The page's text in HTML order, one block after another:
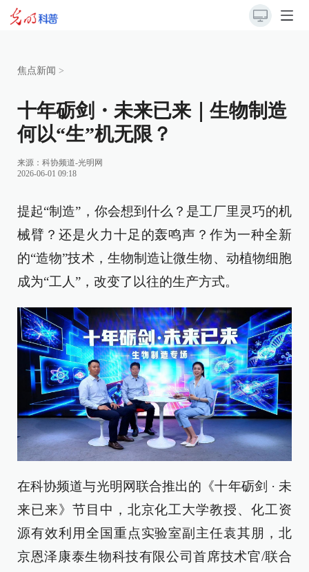
焦点新闻 >
十年砺剑・未来已来｜生物制造
何以“生”机无限？
来源： 科协频道-光明网
2026-06-01 09:18
提起“制造”，你会想到什么？是工厂里灵巧的机
械臂？还是火力十足的轰鸣声？作为一种全新
的“造物”技术，生物制造让微生物、动植物细胞
成为“工人”，改变了以往的生产方式。
在科协频道与光明网联合推出的《十年砺剑 · 未
来已来》节目中，北京化工大学教授、化工资
源有效利用全国重点实验室副主任袁其朋，北
京恩泽康泰生物科技有限公司首席技术官/联合